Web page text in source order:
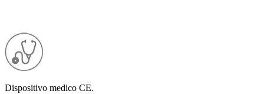
Dispositivo medico CE.